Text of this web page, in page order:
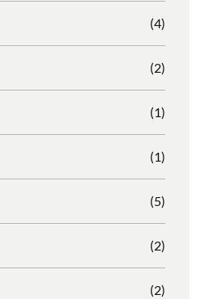
(4)
(2)
(1)
(1)
(5)
(2)
(2)